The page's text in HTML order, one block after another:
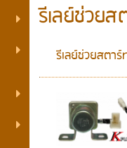
รีเลย์ช่วยส
รีเลย์ช่วยสตา